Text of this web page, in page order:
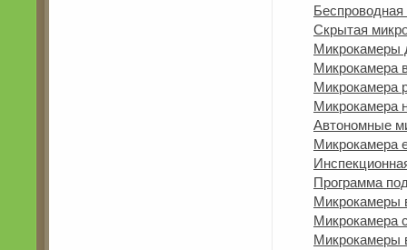
Скрытая
Микрокамеры
Микрокамера
Микрокамера
Микрокамера
Автономные
Микрокамера
Программа
Микрокамеры
Микрокамера
Микрокамеры